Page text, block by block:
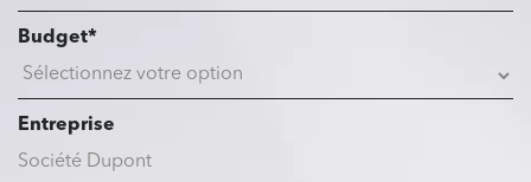
Budget*
Entreprise